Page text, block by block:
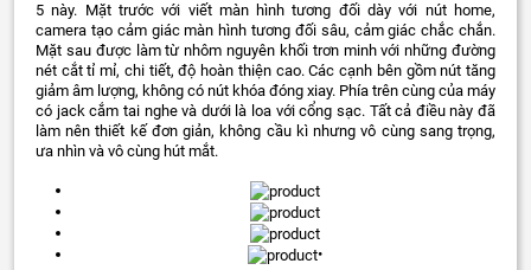
5 này. Mặt trước với viết màn hình tương đối dày với nút home,
camera tạo cảm giác màn hình tương đối sâu, cảm giác chắc chắn.
Mặt sau được làm từ nhôm nguyên khối trơn minh với những đường
nét cắt tỉ mỉ, chi tiết, độ hoàn thiện cao. Các cạnh bên gồm nút tăng
giảm âm lượng, không có nút khóa đóng xiay. Phía trên cùng của máy
có jack cắm tai nghe và dưới là loa với cổng sạc. Tất cả điều này đã
làm nên thiết kế đơn giản, không cầu kì nhưng vô cùng sang trọng,
ưa nhìn và vô cùng hút mắt.
•